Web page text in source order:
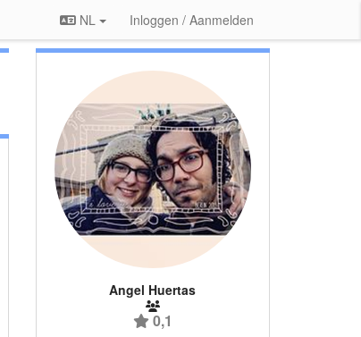
NL Inloggen / Aanmelden
Angel Huertas
0,1